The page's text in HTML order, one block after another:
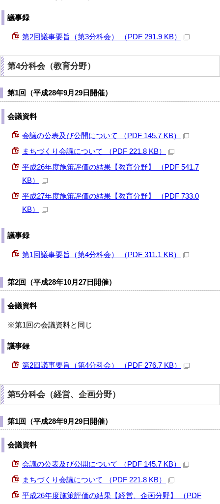
議事録
第2回議事要旨（第3分科会） （PDF 291.9 KB）
第4分科会（教育分野）
第1回（平成28年9月29日開催）
会議資料
会議の公表及び公開について （PDF 145.7 KB）
まちづくり会議について （PDF 221.8 KB）
平成26年度施策評価の結果【教育分野】 （PDF 541.7
KB）
平成27年度施策評価の結果【教育分野】 （PDF 733.0
KB）
議事録
第1回議事要旨（第4分科会） （PDF 311.1 KB）
第2回（平成28年10月27日開催）
会議資料
※第1回の会議資料と同じ
議事録
第2回議事要旨（第4分科会） （PDF 276.7 KB）
第5分科会（経営、企画分野）
第1回（平成28年9月29日開催）
会議資料
会議の公表及び公開について （PDF 145.7 KB）
まちづくり会議について （PDF 221.8 KB）
平成26年度施策評価の結果【経営、企画分野】 （PDF